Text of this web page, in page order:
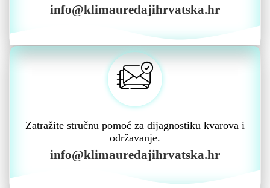
info@klimauredajihrvatska.hr
Zatražite stručnu pomoć za dijagnostiku kvarova i
održavanje.
info@klimauredajihrvatska.hr